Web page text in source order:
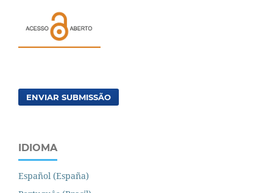
ENVIAR SUBMISSÃO
IDIOMA
Español (España)